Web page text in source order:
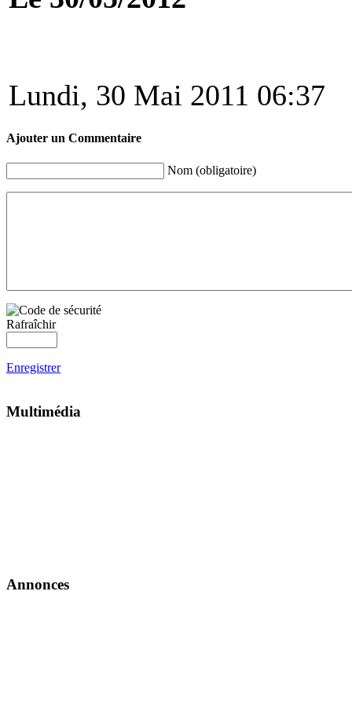
Lundi, 30 Mai 2011 06:37
Ajouter un Commentaire
Nom (obligatoire)
Rafraîchir
Enregistrer
Multimédia
Annonces